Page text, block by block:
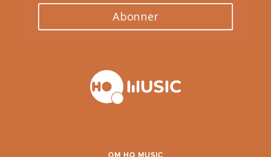
Abonner
OM HQ MUSIC